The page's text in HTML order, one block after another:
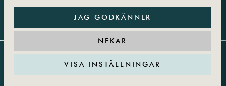
Copyright 2017-2026 © Vape | Org. no: 559075-7505
JAG GODKÄNNER
NEKAR
VISA INSTÄLLNINGAR